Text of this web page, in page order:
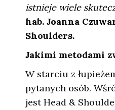
istnieje wiele
hab. Joanna
Shoulders.
Jakimi metodami
W starciu z
pytanych osób.
jest Head &